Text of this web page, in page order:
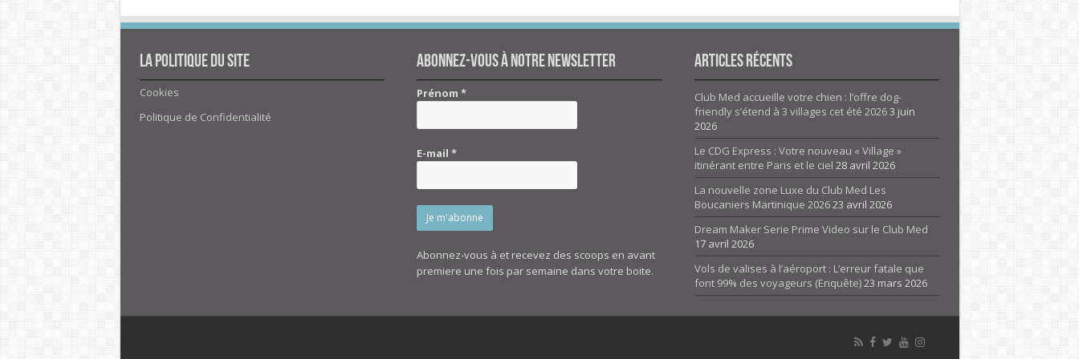
La politique du site
Cookies
Politique de Confidentialité
Abonnez-vous à notre newsletter
Prénom*
E-mail*
Abonnez-vous à et recevez des scoops en avant
premiere une fois par semaine dans votre boite.
Articles Récents
Club Med accueille votre chien : l’offre dog-
friendly s’étend à 3 villages cet été 20263 juin
2026
Le CDG Express : Votre nouveau « Village »
itinérant entre Paris et le ciel 28 avril 2026
La nouvelle zone Luxe du Club Med Les
Boucaniers Martinique 202623 avril 2026
Dream Maker Serie Prime Video sur le Club Med
17 avril 2026
Vols de valises à l’aéroport : L’erreur fatale que
font 99% des voyageurs (Enquête)23 mars 2026